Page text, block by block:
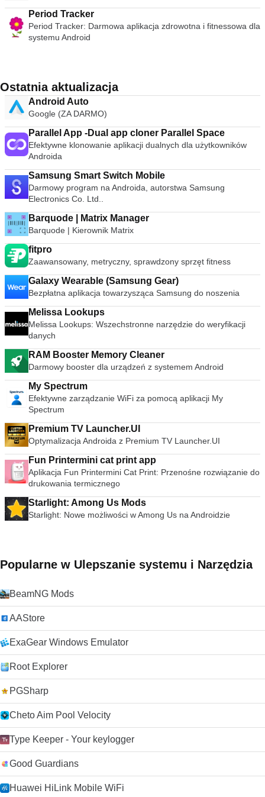
Period Tracker
Period Tracker: Darmowa aplikacja zdrowotna i fitnessowa dla
systemu Android
Ostatnia aktualizacja
Android Auto
Google (ZA DARMO)
Parallel App -Dual app cloner Parallel Space
Efektywne klonowanie aplikacji dualnych dla użytkowników
Androida
Samsung Smart Switch Mobile
Darmowy program na Androida, autorstwa Samsung
Electronics Co. Ltd..
Barquode | Matrix Manager
Barquode | Kierownik Matrix
fitpro
Zaawansowany, metryczny, sprawdzony sprzęt fitness
Galaxy Wearable (Samsung Gear)
Bezpłatna aplikacja towarzysząca Samsung do noszenia
Melissa Lookups
Melissa Lookups: Wszechstronne narzędzie do weryfikacji
danych
RAM Booster Memory Cleaner
Darmowy booster dla urządzeń z systemem Android
My Spectrum
Efektywne zarządzanie WiFi za pomocą aplikacji My
Spectrum
Premium TV Launcher.UI
Optymalizacja Androida z Premium TV Launcher.UI
Fun Printermini cat print app
Aplikacja Fun Printermini Cat Print: Przenośne rozwiązanie do
drukowania termicznego
Starlight: Among Us Mods
Starlight: Nowe możliwości w Among Us na Androidzie
Popularne w Ulepszanie systemu i Narzędzia
BeamNG Mods
AAStore
ExaGear Windows Emulator
Root Explorer
PGSharp
Cheto Aim Pool Velocity
Type Keeper - Your keylogger
Good Guardians
Huawei HiLink Mobile WiFi